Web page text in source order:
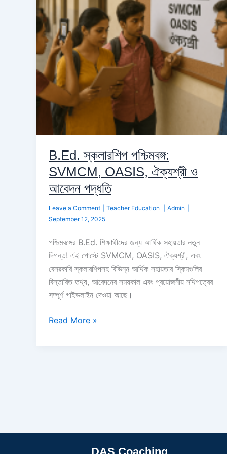
B.Ed. স্কলারশিপ পশ্চিমবঙ্গ:
SVMCM, OASIS, ঐক্যশ্রী ও
আবেদন পদ্ধতি
Leave a Comment Teacher Education Admin
September 12, 2025
পশ্চিমবঙ্গের B.Ed. শিক্ষার্থীদের জন্য আর্থিক সহায়তার নতুন
দিগন্ত! এই পোস্টে SVMCM, OASIS, ঐক্যশ্রী, এবং
বেসরকারি স্কলারশিপসহ বিভিন্ন আর্থিক সহায়তার স্কিমগুলির
বিস্তারিত তথ্য, আবেদনের সময়কাল এবং প্রয়োজনীয় নথিপত্রের
সম্পূর্ণ গাইডলাইন দেওয়া আছে।
ঐক্যশ্রী
ও
আবেদন
পদ্ধতি
Read More »